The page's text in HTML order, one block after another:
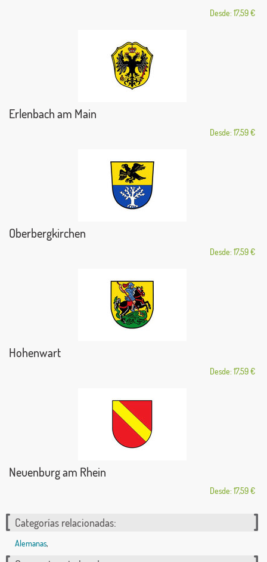
Desde: 17,59 €
Erlenbach am Main
Desde: 17,59 €
Oberbergkirchen
Desde: 17,59 €
Hohenwart
Desde: 17,59 €
Neuenburg am Rhein
Desde: 17,59 €
Categorías relacionadas:
Alemanas,